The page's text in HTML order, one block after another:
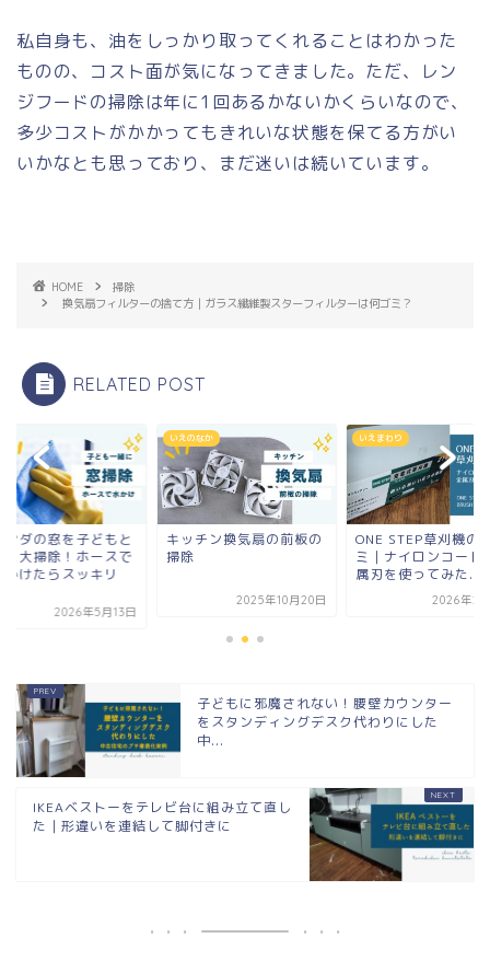
私自身も、油をしっかり取ってくれることはわかった
ものの、コスト面が気になってきました。ただ、レン
ジフードの掃除は年に1回あるかないかくらいなので、
多少コストがかかってもきれいな状態を保てる方がい
いかなとも思っており、まだ迷いは続いています。
HOME
掃除
換気扇フィルターの捨て方｜ガラス繊維製スターフィルターは何ゴミ？
RELATED POST
なか
チン換気扇の前板の
いえまわり
ONE STEP草刈機の口コ
ミ｜ナイロンコードと金
2026年2月16日
掃除
ベランダの窓を子ど
一緒に大掃除！ホー
水をかけたらスッキ
子どもに邪魔されない！腰壁カウンター
をスタンディングデスク代わりにした
中...
IKEAベストーをテレビ台に組み立て直し
た｜形違いを連結して脚付きに